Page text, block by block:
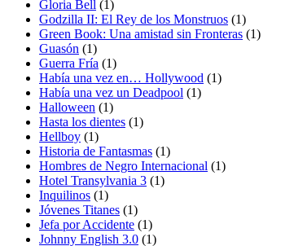
Gloria Bell (1)
Godzilla II: El Rey de los Monstruos (1)
Green Book: Una amistad sin Fronteras (1)
Guasón (1)
Guerra Fría (1)
Había una vez en… Hollywood (1)
Había una vez un Deadpool (1)
Halloween (1)
Hasta los dientes (1)
Hellboy (1)
Historia de Fantasmas (1)
Hombres de Negro Internacional (1)
Hotel Transylvania 3 (1)
Inquilinos (1)
Jóvenes Titanes (1)
Jefa por Accidente (1)
Johnny English 3.0 (1)